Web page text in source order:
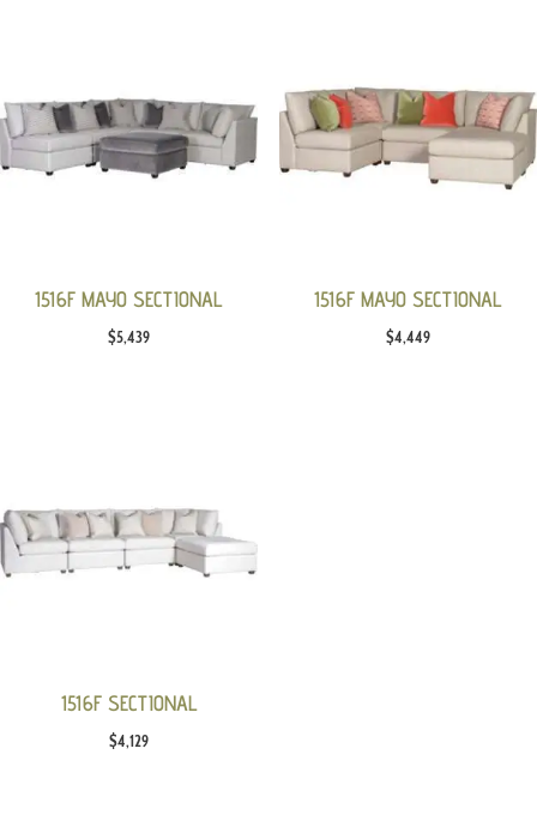
1516F MAYO SECTIONAL
$5,439
1516F MAYO SECTIONAL
$4,449
1516F SECTIONAL
$4,129